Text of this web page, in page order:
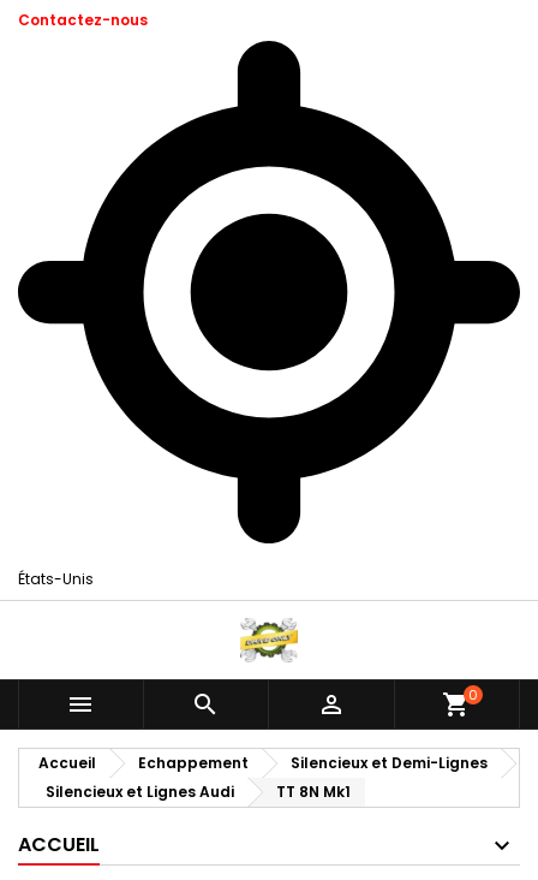
Contactez-nous
États-Unis
   shopping_cart0
Accueil Echappement
Silencieux et Demi-Lignes
Silencieux et Lignes Audi
TT 8N Mk1
ACCUEIL